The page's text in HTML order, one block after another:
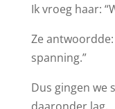
Ik vroeg haar:
Ze
spanning.”
Dus gingen we